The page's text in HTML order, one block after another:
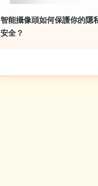
智能攝像頭如何保護你的隱
安全？